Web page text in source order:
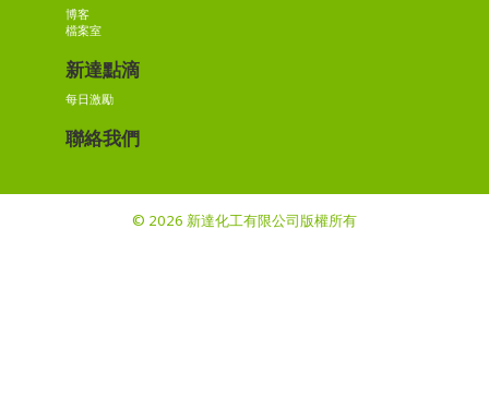
博客
檔案室
新達點滴
每日激勵
聯絡我們
© 2026 新達化工有限公司版權所有